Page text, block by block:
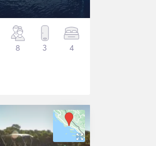
8 3 4